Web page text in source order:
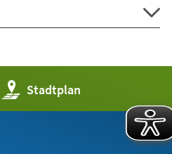
Stadtplan
(Öffnet
in
einem